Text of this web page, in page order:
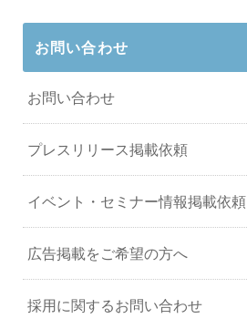
お問い合わせ
お問い合わせ
プレスリリース掲載依頼
イベント・セミナー情報掲載依頼
広告掲載をご希望の方へ
採用に関するお問い合わせ